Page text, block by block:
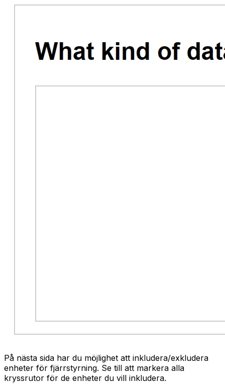
På nästa sida har du möjlighet att inkludera/exkludera
enheter för fjärrstyrning. Se till att markera alla
kryssrutor för de enheter du vill inkludera.